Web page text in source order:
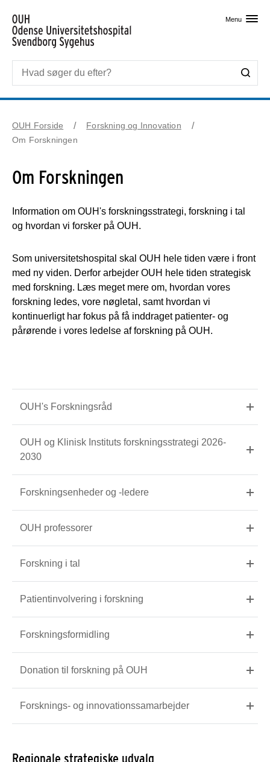
Menu
OUH Forside
Forskning og Innovation
Om Forskningen
Om Forskningen
Information om OUH's forskningsstrategi, forskning i tal
og hvordan vi forsker på OUH.
Som universitetshospital skal OUH hele tiden være i front
med ny viden. Derfor arbejder OUH hele tiden strategisk
med forskning. Læs meget mere om, hvordan vores
forskning ledes, vore nøgletal, samt hvordan vi
kontinuerligt har fokus på få inddraget patienter- og
pårørende i vores ledelse af forskning på OUH.
OUH's Forskningsråd
OUH og Klinisk Instituts forskningsstrategi 2026-
2030
Forskningsenheder og -ledere
OUH professorer
Forskning i tal
Patientinvolvering i forskning
Forskningsformidling
Donation til forskning på OUH
Forsknings- og innovationssamarbejder
Regionale strategiske udvalg